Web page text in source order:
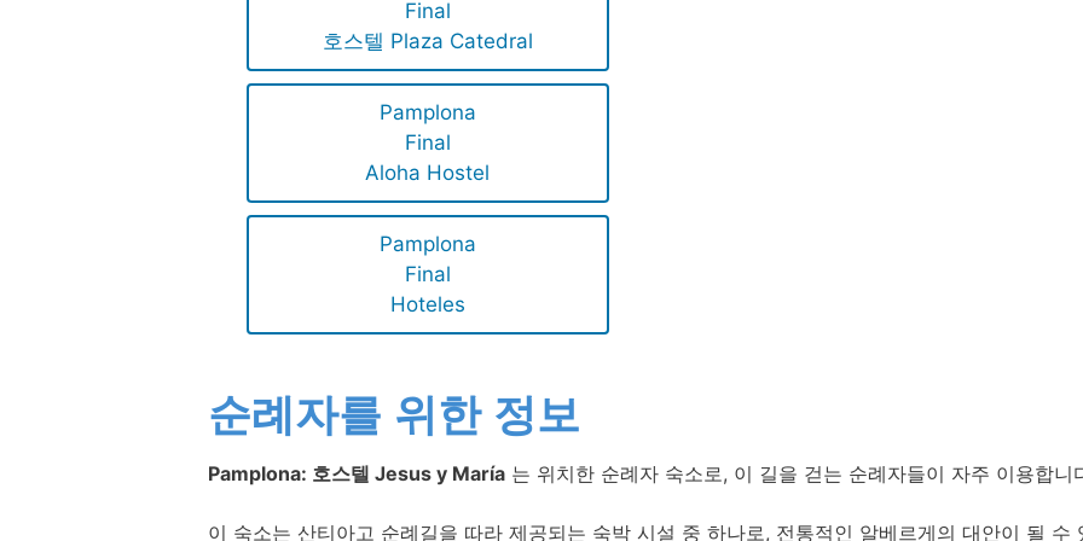
Final
호스텔 Plaza Catedral
Pamplona
Final
Aloha Hostel
Pamplona
Final
Hoteles
순례자를 위한 정보
Pamplona: 호스텔 Jesus y María 는 위치한 순례자 숙소로, 이 길을 걷는 순례자들이 자주 이용합니
이 숙소는 산티아고 순례길을 따라 제공되는 숙박 시설 중 하나로, 전통적인 알베르게의 대안이 될 수